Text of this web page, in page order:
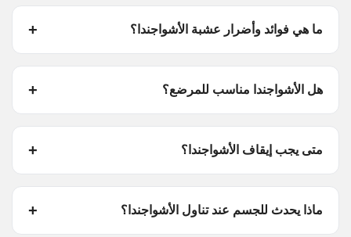
ما هي فوائد وأضرار عشبة الأشواجندا؟
هل الأشواجندا مناسب للمرضع؟
متى يجب إيقاف الأشواجندا؟
ماذا يحدث للجسم عند تناول الأشواجندا؟